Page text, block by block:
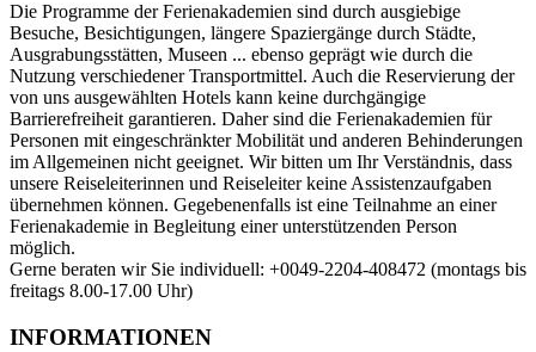
Die Programme der Ferienakademien sind durch ausgiebige
Besuche, Besichtigungen, längere Spaziergänge durch Städte,
Ausgrabungsstätten, Museen ... ebenso geprägt wie durch die
Nutzung verschiedener Transportmittel. Auch die Reservierung der
von uns ausgewählten Hotels kann keine durchgängige
Barrierefreiheit garantieren. Daher sind die Ferienakademien für
Personen mit eingeschränkter Mobilität und anderen Behinderungen
im Allgemeinen nicht geeignet. Wir bitten um Ihr Verständnis, dass
unsere Reiseleiterinnen und Reiseleiter keine Assistenzaufgaben
übernehmen können. Gegebenenfalls ist eine Teilnahme an einer
Ferienakademie in Begleitung einer unterstützenden Person
möglich.
Gerne beraten wir Sie individuell: +0049-2204-408472 (montags bis
freitags 8.00-17.00 Uhr)
INFORMATIONEN